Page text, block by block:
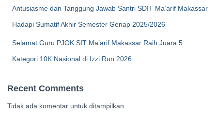
Antusiasme dan Tanggung Jawab Santri SDIT Ma’arif Makassar
Hadapi Sumatif Akhir Semester Genap 2025/2026
Selamat Guru PJOK SIT Ma’arif Makassar Raih Juara 5
Kategori 10K Nasional di Izzi Run 2026
Recent Comments
Tidak ada komentar untuk ditampilkan.